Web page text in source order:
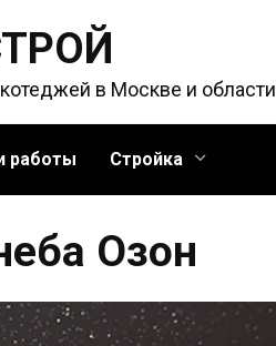
в Москве и области
работы Стройка
Озон